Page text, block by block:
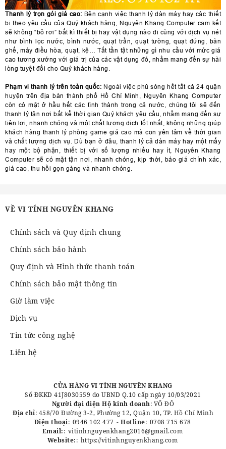
Thanh lý trọn gói giá cao: Bên cạnh việc thanh lý dàn máy hay các thiết
bị theo yêu cầu của Quý khách hàng, Nguyên Khang Computer cam kết
sẽ không “bỏ rơi” bất kì thiết bị hay vật dụng nào đi cùng với dịch vụ nét
như bình lọc nước, bình nước, quạt trần, quạt tường, quạt đứng, bàn
ghế, máy điều hòa, quạt, kệ… Tất tần tật những gì nhu cầu với mức giá
cao tương xướng với giá trị của các vật dụng đó, nhằm mang đến sự hài
lòng tuyệt đối cho Quý khách hàng.
Phạm vi thanh lý trên toàn quốc: Ngoài việc phủ sóng hết tất cả 24 quận
huyện trên địa bàn thành phố Hồ Chí Minh, Nguyên Khang Computer
còn có mặt ở hầu hết các tình thành trong cả nước, chúng tôi sẽ đến
thanh lý tận nơi bất kể thời gian Quý khách yêu cầu, nhằm mang đến sự
tiện lợi, nhanh chóng và một chất lượng dịch tốt nhất, không những giúp
khách hàng thanh lý phòng game giá cao mà con yên tâm về thời gian
và chất lượng dịch vụ. Dù bạn ở đâu, thanh lý cả dàn máy hay một mấy
hay một bộ phận, thiết bị với số lượng nhiều hay ít, Nguyên Khang
Computer sẽ có mặt tận nơi, nhanh chóng, kịp thời, báo giá chính xác,
giá cao, thu hồi gọn gàng và nhanh chóng.
VỀ VI TÍNH NGUYÊN KHANG
Chính sách và Quy định chung
Chính sách bảo hành
Quy định và Hình thức thanh toán
Chính sách bảo mật thông tin
Giờ làm việc
Dịch vụ
Tin tức công nghệ
Liên hệ
CỬA HÀNG VI TÍNH NGUYÊN KHANG
Số ĐKKD 41J8030559 do UBND Q.10 cấp ngày 10/03/2021
Người đại diện Hộ kinh doanh: VÕ ĐÔ
Địa chỉ: 458/70 Đường 3-2, Phường 12, Quận 10, TP. Hồ Chí Minh
Điện thoại: 0946 102 477 - Hotline: 0708 715 678
Email:: vitinhnguyenkhang2016@gmail.com
Website:: https://vitinhnguyenkhang.com